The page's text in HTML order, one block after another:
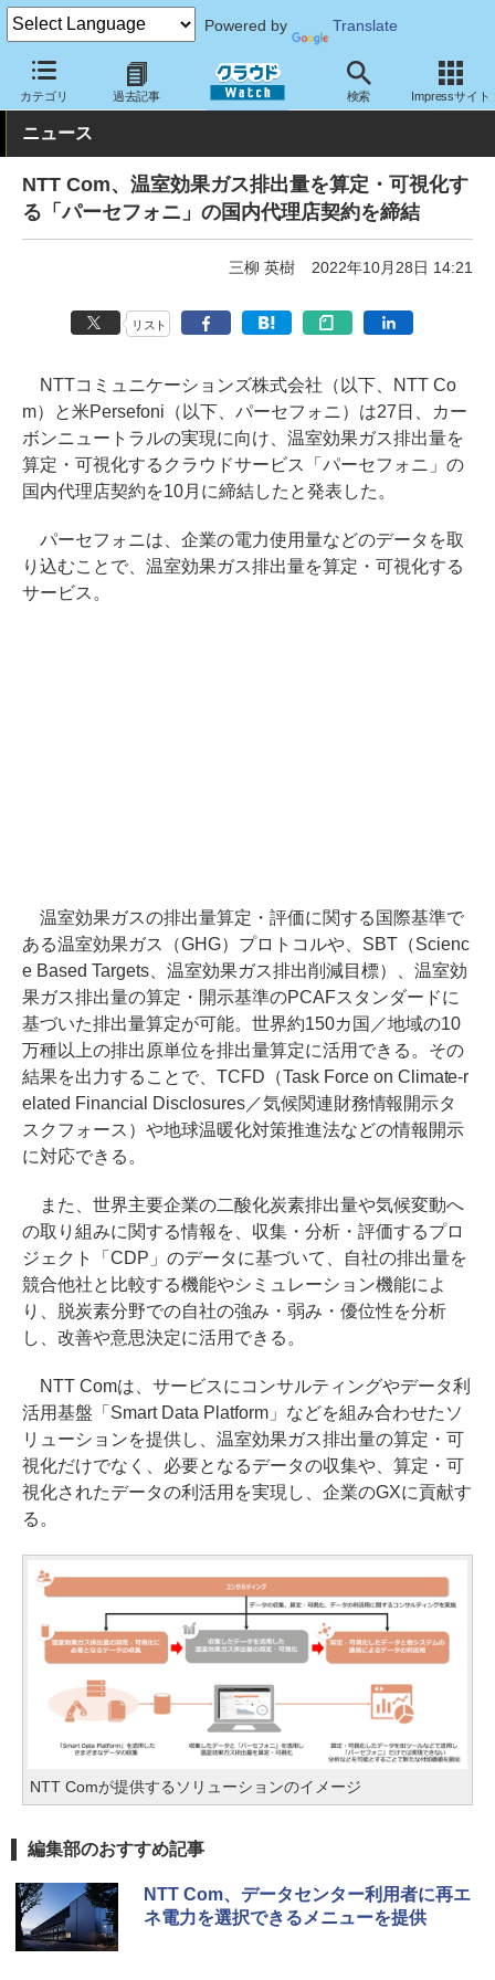
Powered by Translate
カテゴリ 過去記事 検索 Impressサイト
クラウド Watch サービス・ソフト サービス その他
ニュース
NTT Com、温室効果ガス排出量を算定・可視化す
る「パーセフォニ」の国内代理店契約を締結
三柳 英樹 2022年10月28日 14:21
リスト
NTTコミュニケーションズ株式会社（以下、NTT Co
m）と米Persefoni（以下、パーセフォニ）は27日、カー
ボンニュートラルの実現に向け、温室効果ガス排出量を
算定・可視化するクラウドサービス「パーセフォニ」の
国内代理店契約を10月に締結したと発表した。
パーセフォニは、企業の電力使用量などのデータを取
り込むことで、温室効果ガス排出量を算定・可視化する
サービス。
温室効果ガスの排出量算定・評価に関する国際基準で
ある温室効果ガス（GHG）プロトコルや、SBT（Scienc
e Based Targets、温室効果ガス排出削減目標）、温室効
果ガス排出量の算定・開示基準のPCAFスタンダードに
基づいた排出量算定が可能。世界約150カ国／地域の10
万種以上の排出原単位を排出量算定に活用できる。その
結果を出力することで、TCFD（Task Force on Climate-r
elated Financial Disclosures／気候関連財務情報開示タ
スクフォース）や地球温暖化対策推進法などの情報開示
に対応できる。
また、世界主要企業の二酸化炭素排出量や気候変動へ
の取り組みに関する情報を、収集・分析・評価するプロ
ジェクト「CDP」のデータに基づいて、自社の排出量を
競合他社と比較する機能やシミュレーション機能によ
り、脱炭素分野での自社の強み・弱み・優位性を分析
し、改善や意思決定に活用できる。
NTT Comは、サービスにコンサルティングやデータ利
活用基盤「Smart Data Platform」などを組み合わせたソ
リューションを提供し、温室効果ガス排出量の算定・可
視化だけでなく、必要となるデータの収集や、算定・可
視化されたデータの利活用を実現し、企業のGXに貢献す
る。
NTT Comが提供するソリューションのイメージ
編集部のおすすめ記事
NTT Com、データセンター利用者に再エ
ネ電力を選択できるメニューを提供